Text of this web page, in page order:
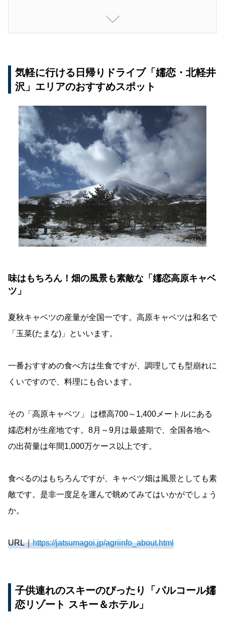
絶景の中を走れる「万座ハイウェー」
釣りと湖畔散策でのんびり「バラギ湖」
おみやげはキャベツを使ったキムチ「丸山農園
周辺おすすめ宿泊施設
気軽に行ける日帰りドライブ「嬬恋・北軽井
沢」エリアのおすすめスポット
味はもちろん！畑の風景も素敵な「嬬恋高原キャベ
ツ」
夏秋キャベツの産量が全国一です。高原キャベツは和名で
「玉菜(たまな)」といいます。
一番おすすめの食べ方は生食ですが、調理しても型崩れに
くいですので、料理にも合います。
その「高原キャベツ」 は標高700～1,400メートルにある
嬬恋村が生産地です。8月～9月は最盛期で、全国各地へ
の出荷量は年間1,000万ケース以上です。
食べるのはもちろんですが、キャベツ畑は風景としても素
敵です。是非一度足を運んで眺めてみてはいかがでしょう
か。
URL｜https://jatsumagoi.jp/agriinfo_about.html
子供連れのスキーのぴったり「パルコール嬬
恋リゾート スキー＆ホテル」